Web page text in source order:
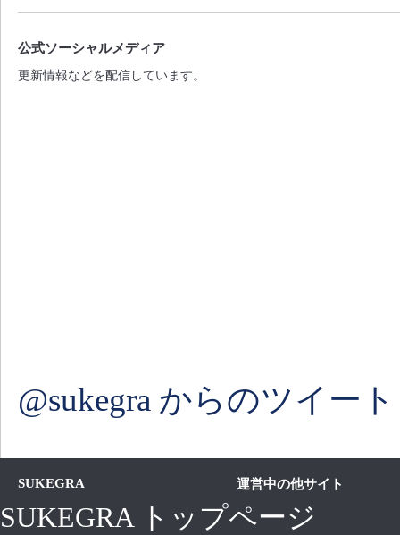
公式ソーシャルメディア
更新情報などを配信しています。
@sukegra からのツイート
SUKEGRA 運営中の他サイト
SUKEGRA トップページ